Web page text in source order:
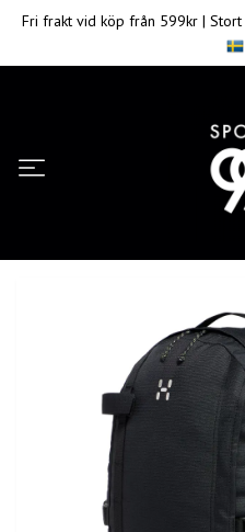
Fri frakt vid köp från 599kr |